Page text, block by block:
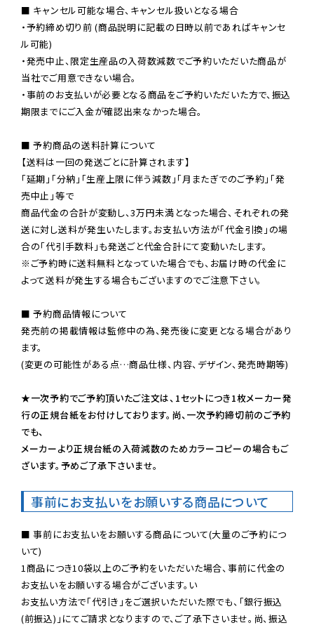
■ キャンセル可能な場合、キャンセル扱いとなる場合
・予約締め切り前 (商品説明に記載の日時以前であればキャンセ
ル可能)
・発売中止、限定生産品の入荷数減数でご予約いただいた商品が
当社でご用意できない場合。
・事前のお支払いが必要となる商品をご予約いただいた方で、振込
期限までにご入金が確認出来なかった場合。
■ 予約商品の送料計算について
【送料は一回の発送ごとに計算されます】
「延期」「分納」「生産上限に伴う減数」「月またぎでのご予約」「発
売中止」等で
商品代金の合計が変動し、3万円未満となった場合、それぞれの発
送に対し送料が発生いたします。お支払い方法が「代金引換」の場
※ご予約時に送料無料となっていた場合でも、お届け時の代金に
よって送料が発生する場合もございますのでご注意下さい。
■ 予約商品情報について
発売前の掲載情報は監修中の為、発売後に変更となる場合があり
ます。
(変更の可能性がある点…商品仕様、内容、デザイン、発売時期等)
★一次予約でご予約頂いたご注文は、1セットにつき1枚メーカー発
行の正規台紙をお付けしております。尚、一次予約締切前のご予約
でも、
メーカーより正規台紙の入荷減数のためカラーコピーの場合もご
ざいます。予めご了承下さいませ。
事前にお支払いをお願いする商品について
■ 事前にお支払いをお願いする商品について(大量のご予約につ
いて)
1商品につき10袋以上のご予約をいただいた場合、事前に代金の
お支払いをお願いする場合がございます。い
お支払い方法で「代引き」をご選択いただいた際でも、「銀行振込
(前振込)」にてご請求となりますので、ご了承下さいませ。尚、振込